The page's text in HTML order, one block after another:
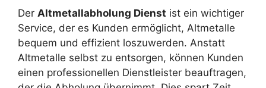
Der Altmetallabholung Dienst ist ein wichtiger
Service, der es Kunden ermöglicht, Altmetalle
bequem und effizient loszuwerden. Anstatt
Altmetalle selbst zu entsorgen, können Kunden
einen professionellen Dienstleister beauftragen,